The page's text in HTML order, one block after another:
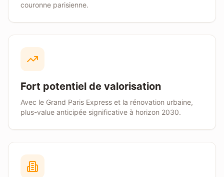
couronne parisienne.
Fort potentiel de valorisation
Avec le Grand Paris Express et la rénovation urbaine,
plus-value anticipée significative à horizon 2030.